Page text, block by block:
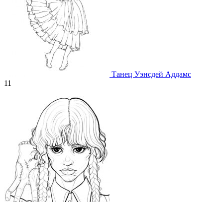
Танец Уэнсдей Аддамс
11